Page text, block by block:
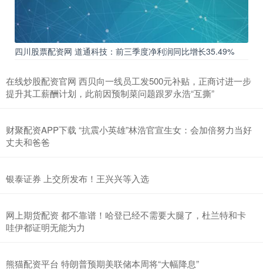
四川股票配资网 道通科技：前三季度净利润同比增长35.49%
在线炒股配资官网 西贝向一线员工发500元补贴，正商讨进一步
提升其工薪酬计划，此前因预制菜问题跟罗永浩“互撕”
财聚配资APP下载 “抗震小英雄”林浩官宣生女：会加倍努力当好
丈夫和爸爸
银泰证券 上交所发布！王兴兴等入选
网上期货配资 都不靠谱！哈登已经不需要大腿了，杜兰特和卡
哇伊都证明无能为力
熊猫配资平台 特朗普预期美联储本周将“大幅降息”